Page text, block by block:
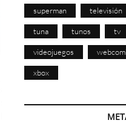
superman televisión
tuna tunos tv
videojuegos
xbox